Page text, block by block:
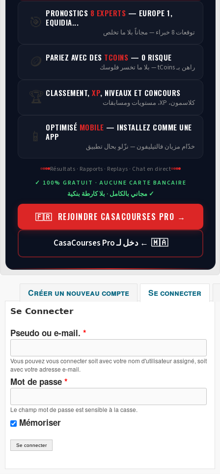
Programmes
🎯 PRONOSTICS 8 EXPERTS — EUROPE 1,
EQUIDIA...
توقعات 8 خبراء — مجاناً بلا ما تخلص
🪙 PARIEZ AVEC DES TCOINS — 0 RISQUE
راهن بـ tCoins — بلا ما تخسر فلوسك
🏆 CLASSEMENT, XP, NIVEAUX ET CONCOURS
كلاسمون، XP، مستويات ومسابقات
📱 OPTIMISÉ MOBILE — INSTALLEZ COMME UNE
APP
خدّام مزيان فالتيليفون — نزّلو بحال تطبيق
Résultats · Rapports · Replays · Chat en direct
✓ 100% GRATUIT · AUCUNE CARTE BANCAIRE
✓ مجاني بالكامل · بلا كارطة بنكية
🇫🇷 REJOINDRE CASACOURSES PRO →
🇲🇦 ← دخل لـ CasaCourses Pro
Créer un nouveau compte Se connecter
Se Connecter
Pseudo ou e-mail. *
Vous pouvez vous connecter soit avec votre nom d'utilisateur assigné, soit
avec votre adresse e-mail.
Mot de passe *
Le champ mot de passe est sensible à la casse.
Mémoriser